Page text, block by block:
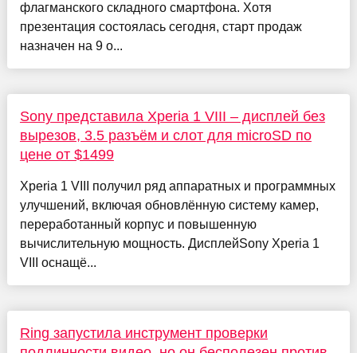
флагманского складного смартфона. Хотя
презентация состоялась сегодня, старт продаж
назначен на 9 о...
Sony представила Xperia 1 VIII – дисплей без
вырезов, 3.5 разъём и слот для microSD по
цене от $1499
Xperia 1 VIII получил ряд аппаратных и программных
улучшений, включая обновлённую систему камер,
переработанный корпус и повышенную
вычислительную мощность. ДисплейSony Xperia 1
VIII оснащё...
Ring запустила инструмент проверки